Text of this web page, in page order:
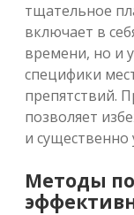
тщательное
включает в
времени, но и
специфики
препятствий.
позволяет
и существенно
Методы